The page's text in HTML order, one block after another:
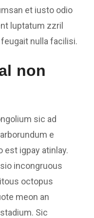
et iusto odio
luptatum zzril
nulla facilisi.
non
sic ad
e
est igpay atinlay.
incongruous
octopus
meon an
Sic